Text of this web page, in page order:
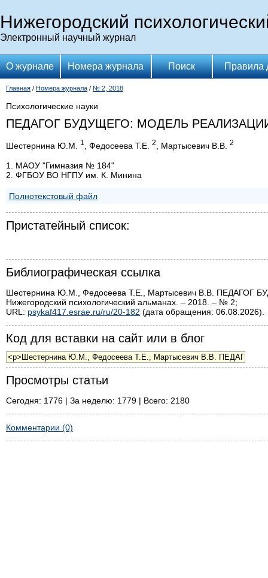
Нижегородский
Электронный научный журнал
О журнале Номера журнала Поиск Правила
Главная / Номера журнала / № 2, 2018
Психологические науки
ПЕДАГОГ БУДУЩЕГО: МОДЕЛЬ
Шестернина Ю.М. 1 , Федосеева Т.Е. 2 , Мартысевич В.В. 2
1. МАОУ "Гимназия № 184"
2. ФГБОУ ВО НГПУ им. К. Минина
Полнотекстовый файл
Пристатейный список:
Библиографическая ссылка
Шестернина Ю.М., Федосеева Т.Е., Мартысевич В.В.
Нижегородский психологический альманах. – 2018. – № 2;
URL: psykaf417.esrae.ru/ru/20-182 (дата обращения: 06.08.2026).
Код для вставки на сайт или в блог
Просмотры статьи
Сегодня: 1776 | За неделю: 1779 | Всего: 2180
Комментарии (0)